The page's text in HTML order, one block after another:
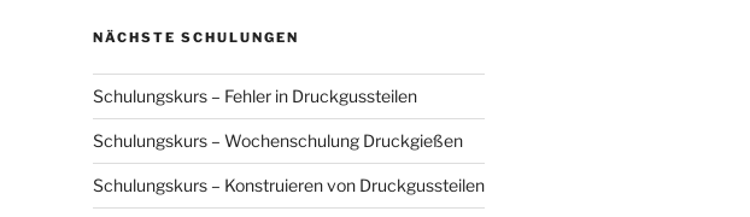
NÄCHSTE SCHULUNGEN
Schulungskurs – Fehler in Druckgussteilen
Schulungskurs – Wochenschulung Druckgießen
Schulungskurs – Konstruieren von Druckgussteilen